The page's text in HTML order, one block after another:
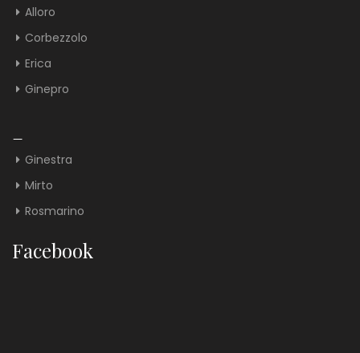
Alloro
Corbezzolo
Erica
Ginepro
Ginestra
Mirto
Rosmarino
Facebook